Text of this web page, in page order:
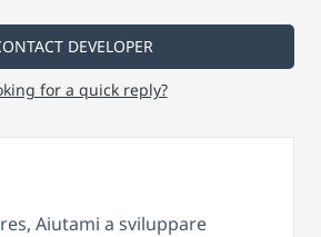
DEVELOPER
for a quick reply?
Aiutami a sviluppare